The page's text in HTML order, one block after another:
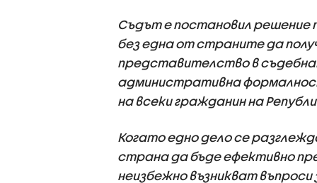
Съдът е постановил решение
без една от страните да
представителство в
административна
на всеки гражданин на
Когато едно дело се
страна да бъде ефективно
неизбежно възникват